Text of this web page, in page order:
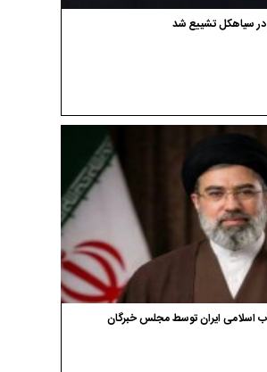
سیاهکل تشییع شد
اسلامی ایران توسط مجلس خبرگان